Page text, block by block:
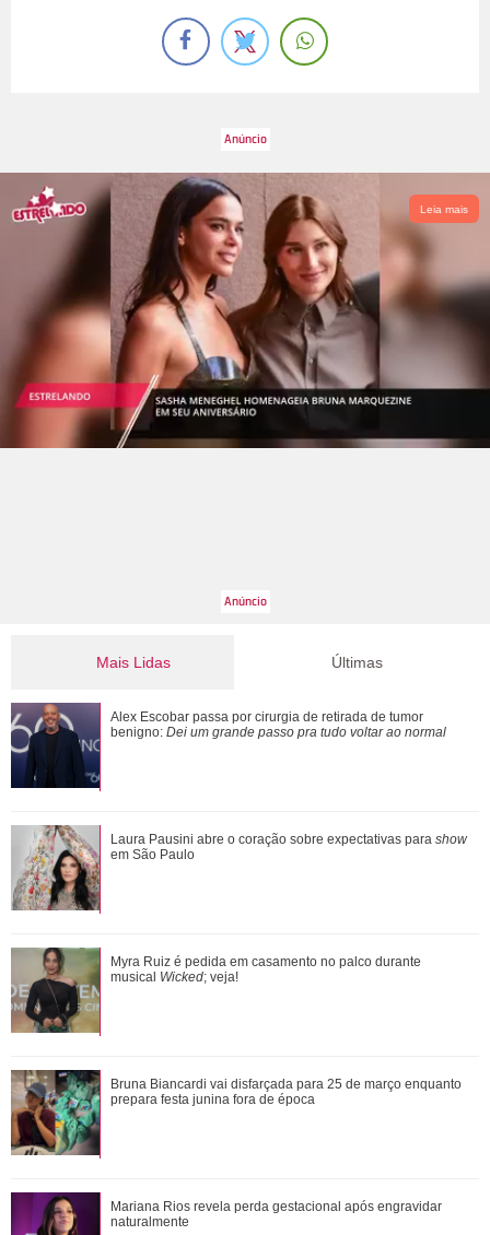
Leia mais
Mais Lidas
Verdadeiras xérox! Confira mães e filhas famosas que são
super parecidas
Mariana Rios revela perda gestacional após engravidar
naturalmente
Ele cresceu! Veja evolução de Marcelo Sangalo, filho de
Ivete Sangalo e Daniel Cady
Cristiano Ronaldo deixa comentário exaltando a noiva em
vídeo de Márcia Goldschmidt; enten...
Time Adriana ou time Brandão? Veja de que lado os
personagens de Quem Ama Cuida estão
Últimas
Alex Escobar passa por cirurgia de retirada de tumor
benigno: Dei um grande passo pra tudo voltar ao normal
Laura Pausini abre o coração sobre expectativas para show
em São Paulo
Myra Ruiz é pedida em casamento no palco durante
musical Wicked; veja!
Bruna Biancardi vai disfarçada para 25 de março enquanto
prepara festa junina fora de época
Mariana Rios revela perda gestacional após engravidar
naturalmente